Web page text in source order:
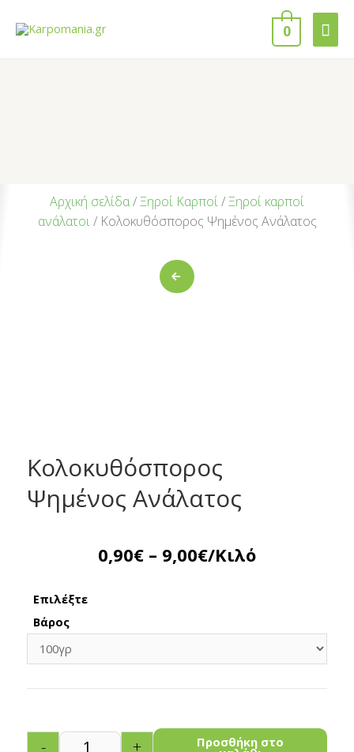
0
Αρχική σελίδα/Ξηροί Καρποί/Ξηροί καρποί
ανάλατοι/ Κολοκυθόσπορος Ψημένος Ανάλατος
Κολοκυθόσπορος
Ψημένος Ανάλατος
0,90€ – 9,00€/Κιλό
Επιλέξτε
Βάρος
- + Προσθήκη στο